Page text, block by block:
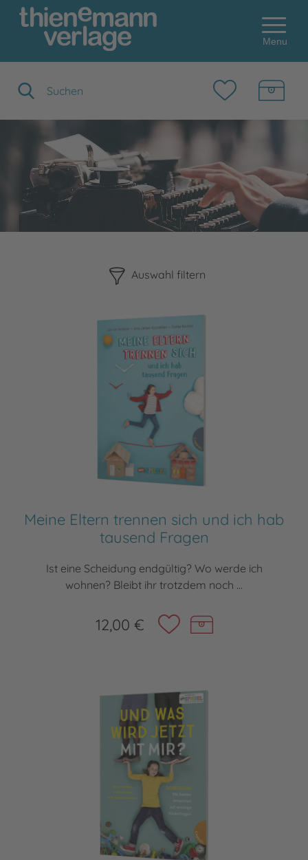
Menu
Auswahl filtern
Meine Eltern trennen sich und ich hab
tausend Fragen
Ist eine Scheidung endgültig? Wo werde ich
wohnen? Bleibt ihr trotzdem noch ...
12,00 €